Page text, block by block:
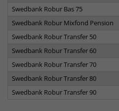
Swedbank Robur Bas 75
Swedbank Robur Mixfond Pension
Swedbank Robur Transfer 50
Swedbank Robur Transfer 60
Swedbank Robur Transfer 70
Swedbank Robur Transfer 80
Swedbank Robur Transfer 90